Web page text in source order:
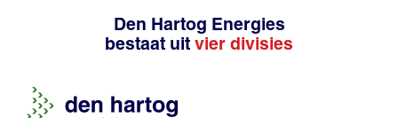
Den Hartog Energies
bestaat uit vier divisies